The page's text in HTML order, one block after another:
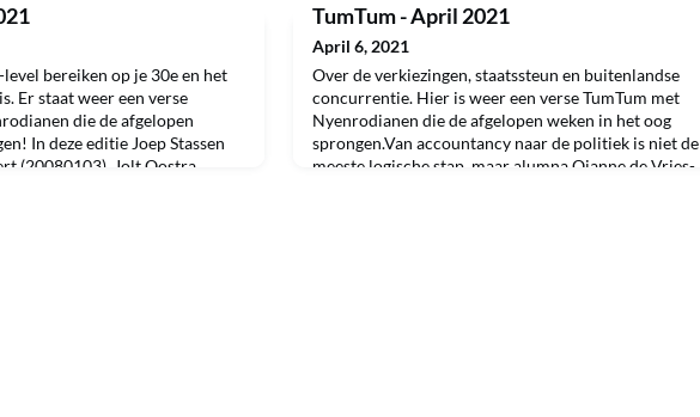
bereiken op je 30e en het
Er staat weer een verse
die de afgelopen
In deze editie Joep Stassen
(20080103), Jolt Oostra
TumTum - April 2021
April 6, 2021
Over de verkiezingen, staatssteun en buitenlandse
concurrentie. Hier is weer een verse TumTum met
Nyenrodianen die de afgelopen weken in het oog
sprongen.Van accountancy naar de politiek is niet de
meeste logische stap, maar alumna Ojanne de Vries-